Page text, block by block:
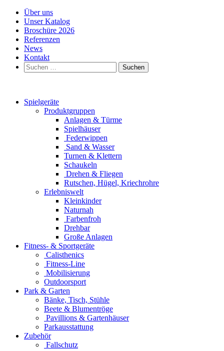
Über uns
Unser Katalog
Broschüre 2026
Referenzen
News
Kontakt
Suchen
nach:
Spielgeräte
Produktgruppen
Anlagen & Türme
Spielhäuser
Federwippen
Sand & Wasser
Turnen & Klettern
Schaukeln
Drehen & Fliegen
Rutschen, Hügel, Kriechrohre
Erlebniswelt
Kleinkinder
Naturnah
Farbenfroh
Drehbar
Große Anlagen
Fitness- & Sportgeräte
Calisthenics
Fitness-Line
Mobilisierung
Outdoorsport
Park & Garten
Bänke, Tisch, Stühle
Beete & Blumentröge
Pavillions & Gartenhäuser
Parkausstattung
Zubehör
Fallschutz